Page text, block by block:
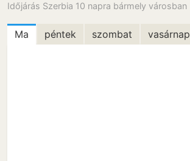
Időjárás Szerbia 10 napra bármely városban
Ma péntek szombat vasárnap